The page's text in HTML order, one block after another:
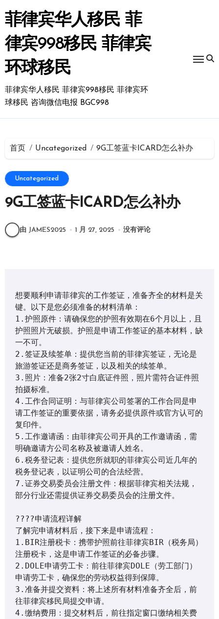
转
到
内
容
菲律宾华人移民 菲
律宾998移民 菲律宾
环球移民
菲律宾华人移民 菲律宾998移民 菲律宾环
球移民 咨询微信电报 BGC998
首页 Uncategorized 9G工签蓝卡ICARD怎么补办
Uncategorized
9G工签蓝卡ICARD怎么补办
由 JAMES2025 1 月 27, 2025 没有评论
想要顺利申请菲律宾的工作签证，准备齐全的材料是关
键。以下是您必须准备的材料清单：
1.护照原件：请确保您的护照有效期在6个月以上，且
护照照片无破损。护照是申请工作签证的基本材料，缺
一不可。
2.签证及续签单：提供您当前的菲律宾签证，无论是
旅游签证还是商务签证，以及相关的续签单。
3.照片：准备2张2寸白底证件照，照片需符合证件照
拍摄标准。
4.工作合同证明：与菲律宾公司签署的工作合同是申
请工作签证的重要依据，请务必提供原件或官方认可的
复印件。
5.工作邀请函：由菲律宾公司开具的工作邀请函，需
明确邀请方公司名称及被邀请人姓名。
6.税务登记表：提供您所就职的菲律宾公司近几年的
税务登记表，以证明公司的合法经营。
7.证券交易委员会注册文件：根据菲律宾相关法规，
部分行业还需提供证券交易委员会的注册文件。
????申请流程详解
了解完申请材料后，接下来是申请流程：
1.BIR注册税卡：携带护照前往菲律宾BIR（税务局）
注册税卡，这是申请工作签证的必备步骤。
2.DOLE申请劳工卡：前往菲律宾DOLE（劳工部门）
申请劳工卡，确保您的劳动权益得到保障。
3.准备并提交资料：将上述所有材料准备齐全后，前
往菲律宾移民局提交申请。
4.缴纳费用：提交材料后，前往指定窗口缴纳相关费